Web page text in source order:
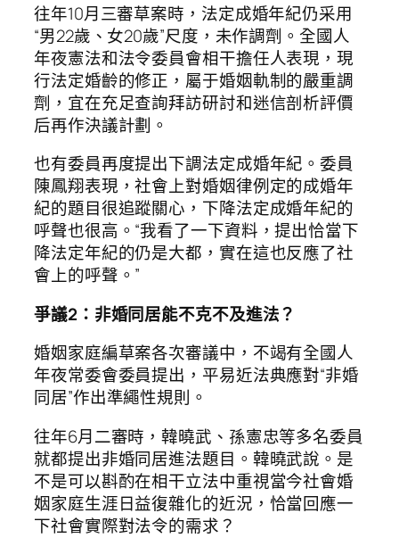
往年10月三審草案時，法定成婚年紀仍采用
“男22歲、女20歲”尺度，未作調劑。全國人
年夜憲法和法令委員會相干擔任人表現，現
行法定婚齡的修正，屬于婚姻軌制的嚴重調
劑，宜在充足查詢拜訪研討和迷信剖析評價
后再作決議計劃。
也有委員再度提出下調法定成婚年紀。委員
陳鳳翔表現，社會上對婚姻律例定的成婚年
紀的題目很追蹤關心，下降法定成婚年紀的
呼聲也很高。“我看了一下資料，提出恰當下
降法定年紀的仍是大都，實在這也反應了社
會上的呼聲。”
爭議2：非婚同居能不克不及進法？
婚姻家庭編草案各次審議中，不竭有全國人
年夜常委會委員提出，平易近法典應對“非婚
同居”作出準繩性規則。
往年6月二審時，韓曉武、孫憲忠等多名委員
就都提出非婚同居進法題目。韓曉武說。是
不是可以斟酌在相干立法中重視當今社會婚
姻家庭生涯日益復雜化的近況，恰當回應一
下社會實際對法令的需求？